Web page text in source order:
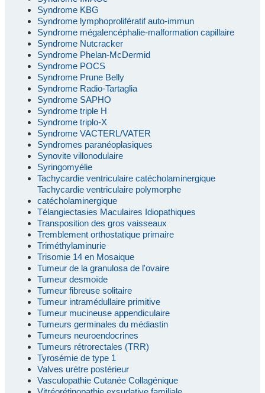
Syndrome KBG
Syndrome lymphoprolifératif auto-immun
Syndrome mégalencéphalie-malformation capillaire
Syndrome Nutcracker
Syndrome Phelan-McDermid
Syndrome POCS
Syndrome Prune Belly
Syndrome Radio-Tartaglia
Syndrome SAPHO
Syndrome triple H
Syndrome triplo-X
Syndrome VACTERL/VATER
Syndromes paranéoplasiques
Synovite villonodulaire
Syringomyélie
Tachycardie ventriculaire catécholaminergique
Tachycardie ventriculaire polymorphe
catécholaminergique
Télangiectasies Maculaires Idiopathiques
Transposition des gros vaisseaux
Tremblement orthostatique primaire
Triméthylaminurie
Trisomie 14 en Mosaique
Tumeur de la granulosa de l'ovaire
Tumeur desmoïde
Tumeur fibreuse solitaire
Tumeur intramédullaire primitive
Tumeur mucineuse appendiculaire
Tumeurs germinales du médiastin
Tumeurs neuroendocrines
Tumeurs rétrorectales (TRR)
Tyrosémie de type 1
Valves urètre postérieur
Vasculopathie Cutanée Collagénique